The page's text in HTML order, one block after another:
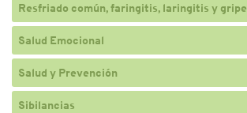
Resfriado común, faringitis, laringitis y gripe
Salud Emocional
Salud y Prevención
Sibilancias